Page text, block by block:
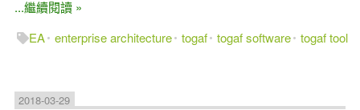
...繼續閱讀 »
EA enterprise architecture togaf togaf software togaf tool
2018-03-29